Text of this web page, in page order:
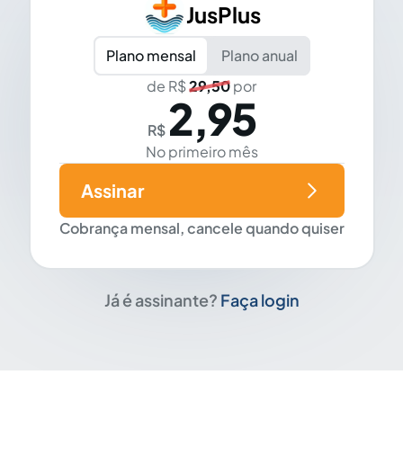
JusPlus
Plano mensal
Plano anual
de R$29,50por
R$ 2,95
No primeiro mês
Cobrança mensal, cancele quando quiser
Assinar
Já é assinante? Faça login